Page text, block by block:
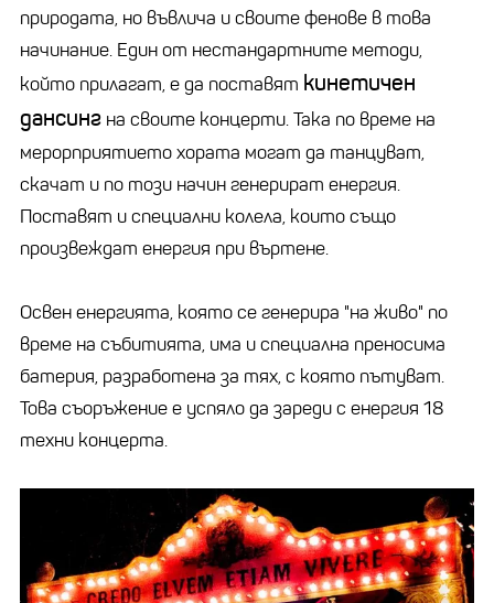
природата, но въвлича и своите фенове в това
начинание. Един от нестандартните методи,
който прилагат, е да поставят кинетичен
дансинг на своите концерти. Така по време на
мерорприятието хората могат да танцуват,
скачат и по този начин генерират енергия.
Поставят и специални колела, които също
произвеждат енергия при въртене.
Освен енергията, която се генерира "на живо" по
време на събитията, има и специална преносима
батерия, разработена за тях, с която пътуват.
Това съоръжение е успяло да зареди с енергия 18
техни концерта.